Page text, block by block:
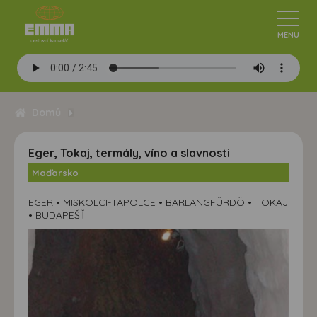
Eger, Tokaj, termály, víno a slavnosti
Maďarsko
EGER • MISKOLCI-TAPOLCE • BARLANGFÜRDÖ • TOKAJ
• BUDAPEŠŤ